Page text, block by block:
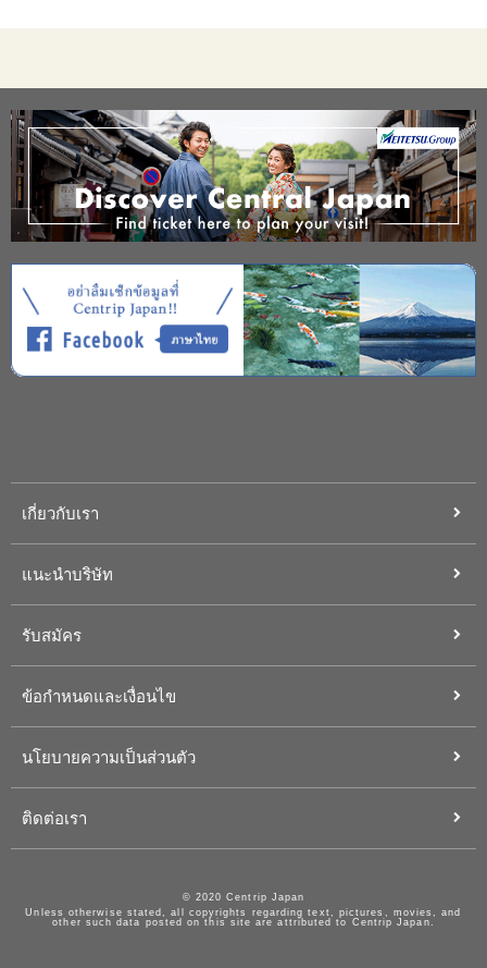
เกี่ยวกับเรา
แนะนำบริษัท
รับสมัคร
ข้อกำหนดและเงื่อนไข
นโยบายความเป็นส่วนตัว
ติดต่อเรา
© 2020 Centrip Japan
Unless otherwise stated, all copyrights regarding text, pictures, movies, and
other such data posted on this site are attributed to Centrip Japan.